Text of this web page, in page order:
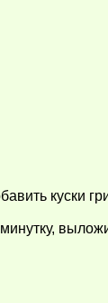
куски